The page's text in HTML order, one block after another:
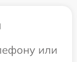
или